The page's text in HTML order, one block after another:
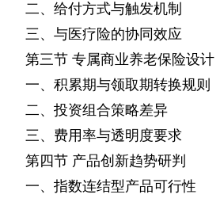
二、给付方式与触发机制
三、与医疗险的协同效应
第三节 专属商业养老保险设计
一、积累期与领取期转换规则
二、投资组合策略差异
三、费用率与透明度要求
第四节 产品创新趋势研判
一、指数连结型产品可行性